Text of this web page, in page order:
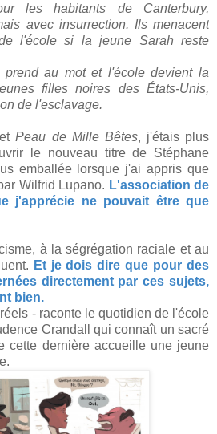
les habitants de Canterbury,
avec insurrection. Ils menacent
l'école si la jeune Sarah reste
prend au mot et l'école devient la
filles noires des États-Unis,
de l'esclavage.
etPeau de Mille Bêtes, j'étais plus
le nouveau titre de Stéphane
emballée lorsque j'ai appris que
Wilfrid Lupano. L'association de
j'apprécie ne pouvait être que
à la ségrégation raciale et au
Et je dois dire que pour des
directement par ces sujets,
bien.
- raconte le quotidien de l'école
Crandall qui connaît un sacré
cette dernière accueille une jeune